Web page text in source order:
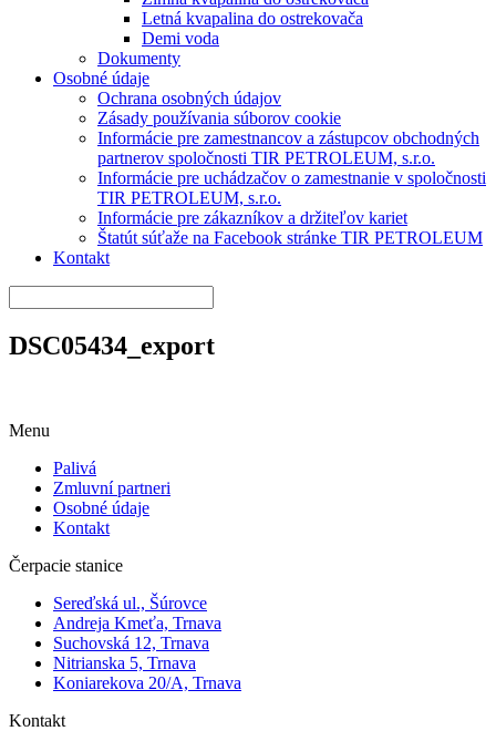
Letná kvapalina do ostrekovača
Demi voda
Dokumenty
Osobné údaje
Ochrana osobných údajov
Zásady používania súborov cookie
Informácie pre zamestnancov a zástupcov obchodných
partnerov spoločnosti TIR PETROLEUM, s.r.o.
Informácie pre uchádzačov o zamestnanie v spoločnosti
TIR PETROLEUM, s.r.o.
Informácie pre zákazníkov a držiteľov kariet
Štatút súťaže na Facebook stránke TIR PETROLEUM
Kontakt
DSC05434_export
Menu
Palivá
Zmluvní partneri
Osobné údaje
Kontakt
Čerpacie stanice
Sereďská ul., Šúrovce
Andreja Kmeťa, Trnava
Suchovská 12, Trnava
Nitrianska 5, Trnava
Koniarekova 20/A, Trnava
Kontakt